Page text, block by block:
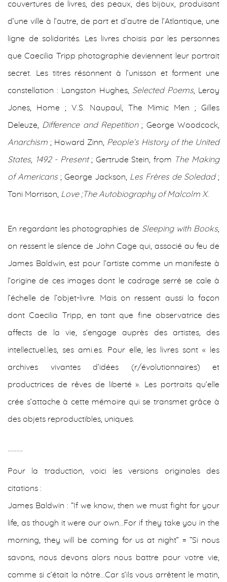
couvertures de livres, des peaux, des bijoux, produisant
d’une ville à l’autre, de part et d’autre de l’Atlantique, une
ligne de solidarités. Les livres choisis par les personnes
que Caecilia Tripp photographie deviennent leur portrait
secret. Les titres résonnent à l’unisson et forment une
constellation : Langston Hughes, Selected Poems, Leroy
Jones, Home ; V.S. Naupaul, The Mimic Men ; Gilles
Deleuze, Difference and Repetition; George Woodcock,
Anarchism ; Howard Zinn, People’s History of the United
States, 1492 - Present; Gertrude Stein, from The Making
of Americans; George Jackson, Les Frères de Soledad;
Toni Morrison, Love ;The Autobiography of Malcolm X.
En regardant les photographies de Sleeping with Books,
on ressent le silence de John Cage qui, associé au feu de
James Baldwin, est pour l’artiste comme un manifeste à
l’origine de ces images dont le cadrage serré se cale à
l’échelle de l’objet-livre. Mais on ressent aussi la façon
dont Caecilia Tripp, en tant que fine observatrice des
affects de la vie, s’engage auprès des artistes, des
intellectuel.les, ses ami.es. Pour elle, les livres sont « les
archives vivantes d’idées (r/évolutionnaires) et
productrices de rêves de liberté ». Les portraits qu’elle
crée s’attache à cette mémoire qui se transmet grâce à
des objets reproductibles, uniques.
¨¨¨¨¨
Pour la traduction, voici les versions originales des
citations :
James Baldwin : “If we know, then we must fight for your
life, as though it were our own…For if they take you in the
morning, they will be coming for us at night” = “Si nous
savons, nous devons alors nous battre pour votre vie,
comme si c’était la nôtre…Car s’ils vous arrêtent le matin,